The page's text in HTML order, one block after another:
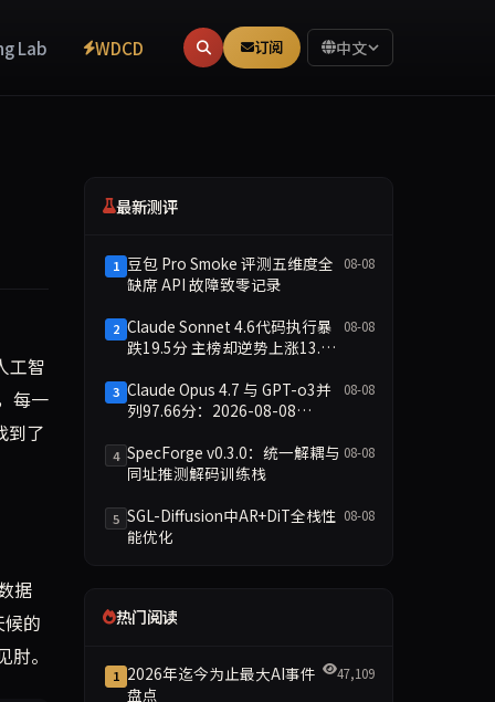
Lab WDCD 订阅 中文
度与预测。这一突破不仅缓解了AI算力对电网的冲击，
工智
每一
到了
据
的
。
最新测评
1 豆包 Pro Smoke 评测五维度全
缺席 API 故障致零记录
08-08
2 Claude Sonnet 4.6代码执行暴
跌19.5分 主榜却逆势上涨13.8
08-08
3 Claude Opus 4.7 与 GPT-o3并
列97.66分：2026-08-08
08-08
4 SpecForge v0.3.0：统一解耦与
同址推测解码训练栈
08-08
5 SGL-Diffusion中AR+DiT全栈性
能优化
08-08
热门阅读
1 2026年迄今为止最大AI事件
盘点
47,109